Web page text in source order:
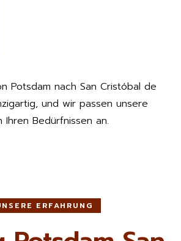
Potsdam nach San Cristóbal de
und wir passen unsere
Ihren Bedürfnissen an.
ERFAHRUNG